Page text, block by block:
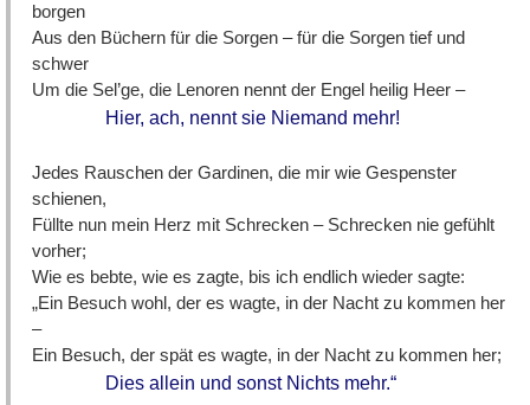
borgen
Aus den Büchern für die Sorgen – für die Sorgen tief und
schwer
Um die Sel’ge, die Lenoren nennt der Engel heilig Heer –
Hier, ach, nennt sie Niemand mehr!
Jedes Rauschen der Gardinen, die mir wie Gespenster
schienen,
Füllte nun mein Herz mit Schrecken – Schrecken nie gefühlt
vorher;
Wie es bebte, wie es zagte, bis ich endlich wieder sagte:
„Ein Besuch wohl, der es wagte, in der Nacht zu kommen her
–
Ein Besuch, der spät es wagte, in der Nacht zu kommen her;
Dies allein und sonst Nichts mehr.“